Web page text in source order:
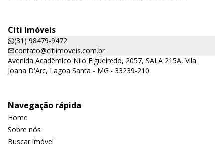
Citi Imóveis
(31) 98479-9472
contato@citiimoveis.com.br
Avenida Acadêmico Nilo Figueiredo, 2057, SALA 215A, Vila
Joana D'Arc, Lagoa Santa - MG - 33239-210
Navegação rápida
Home
Sobre nós
Buscar imóvel